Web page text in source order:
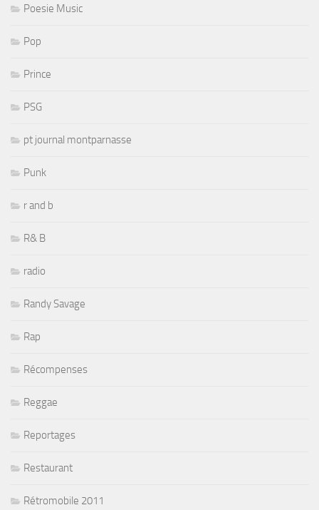
Poesie Music
Pop
Prince
PSG
pt journal montparnasse
Punk
r and b
R& B
radio
Randy Savage
Rap
Récompenses
Reggae
Reportages
Restaurant
Rétromobile 2011